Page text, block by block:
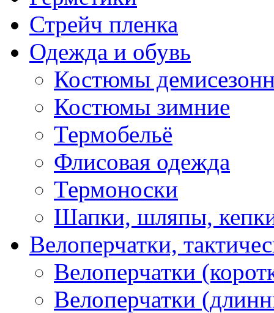
Стрейч пленка
Одежда и обувь
Костюмы
Костюмы зимние
Термобельё
Флисовая одежда
Термоноски
Шапки, шляпы,
Велоперчатки,
Велоперчатки
Велоперчатки